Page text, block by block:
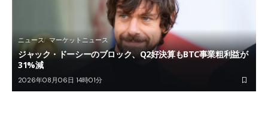
ニュース マーケットニュース
ジャック・ドーシーのブロック、Q2好決算もBTC事業粗利益が
31%減
2026年08月06日 14時01分